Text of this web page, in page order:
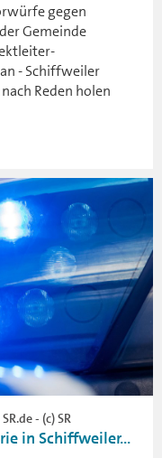
gegen
Gemeinde
- Schiffweiler
Reden holen
- (c) SR
in Schiffweiler...